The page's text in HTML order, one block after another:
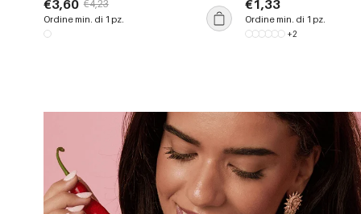
e zirconi.
€3,60 €4,23
Ordine min. di 1 pz.
€1,33
Ordine min. di 1 pz.
+2